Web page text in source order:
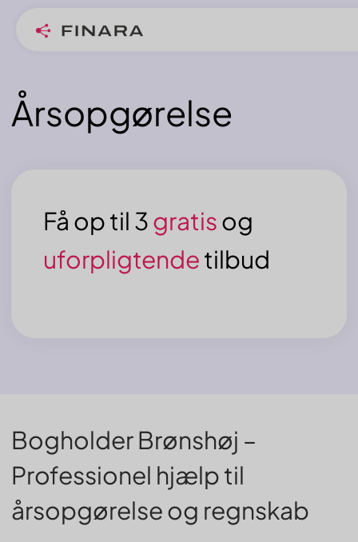
Årsopgørelse
Få op til 3gratisog
uforpligtendetilbud
Bogholder Brønshøj –
Professionel hjælp til
årsopgørelse og regnskab